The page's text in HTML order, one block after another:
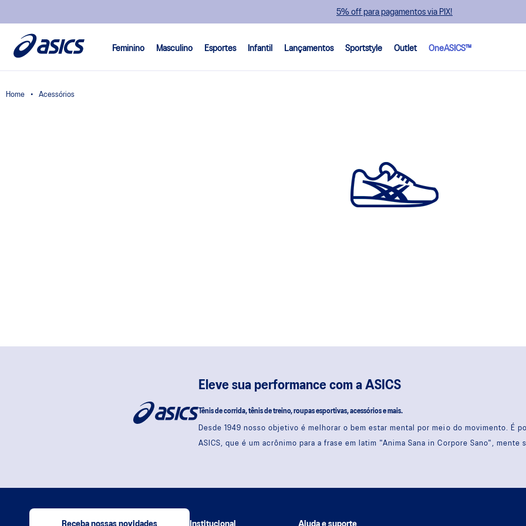
5% off para pagamentos via PIX!
Feminino Masculino Esportes Infantil Lançamentos Sportstyle Outlet OneASICS™
Acessórios
Eleve sua performance com a ASICS
Tênis de corrida, tênis de treino, roupas esportivas, acessórios e mais.
Desde 1949 nosso objetivo é melhorar o bem estar mental por meio do movimento. É
ASICS, que é um acrônimo para a frase em latim "Anima Sana in Corpore Sano", mente
Receba nossas novidades Institucional Ajuda e suporte